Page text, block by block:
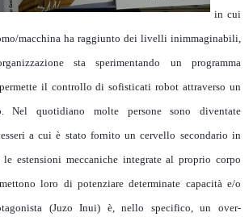
in cui
macchina ha raggiunto dei livelli inimmaginabili,
sta sperimentando un programma
il controllo di sofisticati robot attraverso un
Nel quotidiano molte persone sono diventate
a cui è stato fornito un cervello secondario in
estensioni meccaniche integrate al proprio corpo
loro di potenziare determinate capacità e/o
(Juzo Inui) è, nello specifico, un over-